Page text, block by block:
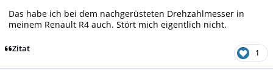
Das habe ich bei dem nachgerüsteten Drehzahlmesser in
meinem Renault R4 auch. Stört mich eigentlich nicht.
Zitat 1